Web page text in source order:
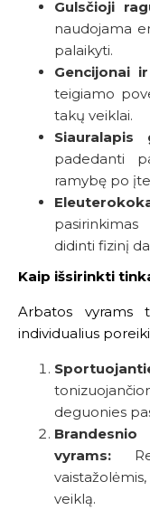
Gulsčioji
naudojama
palaikyti.
Gencijonai
teigiamo
takų veiklai.
Siauralapis
padedanti
ramybę po
didinti fizinį
Kaip išsirinkti
Arbatos vyrams
individualius
deguonies
vyrams:
veiklą.